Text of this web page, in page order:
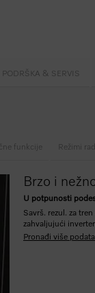
PODRŠKA & SERVIS
funkcije Režimi
Brzo i
U potpunosti
Savrš. rezul. za
zahvaljujući
Pronađi više